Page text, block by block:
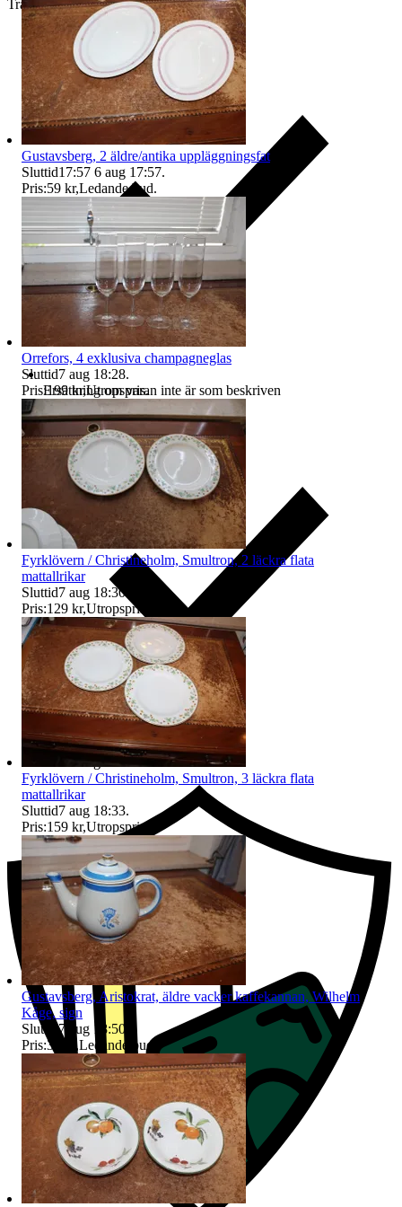
Traderas köparskydd
Ersättning om varan inte är som beskriven
Ersättning om du inte får din vara
Gustavsberg, 2 äldre/antika uppläggningsfat
Sluttid17:57 6 aug 17:57.
Pris:59 kr,Ledande bud.
Orrefors, 4 exklusiva champagneglas
Sluttid7 aug 18:28.
Pris:199 kr,Utropspris.
Fyrklövern / Christineholm, Smultron, 2 läckra flata
mattallrikar
Sluttid7 aug 18:30
Pris:129 kr,Utropspris
Fyrklövern / Christineholm, Smultron, 3 läckra flata
mattallrikar
Sluttid7 aug 18:33.
Pris:159 kr,Utropspris.
Gustavsberg, Aristokrat, äldre vacker kaffekannan, Wilhelm
Kåge, sign
Sluttid7 aug 18:50
Pris:39 kr ,Ledande bud